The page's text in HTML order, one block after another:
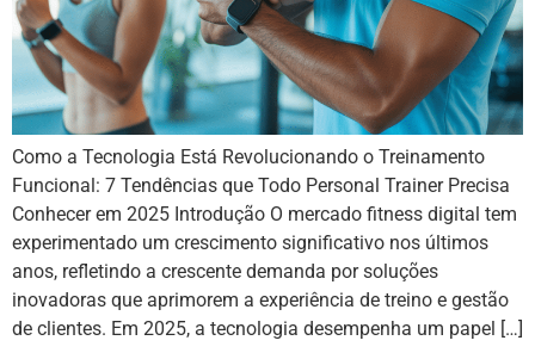
Como a Tecnologia Está Revolucionando o Treinamento
Funcional: 7 Tendências que Todo Personal Trainer Precisa
Conhecer em 2025 Introdução O mercado fitness digital tem
experimentado um crescimento significativo nos últimos
anos, refletindo a crescente demanda por soluções
inovadoras que aprimorem a experiência de treino e gestão
de clientes. Em 2025, a tecnologia desempenha um papel […]